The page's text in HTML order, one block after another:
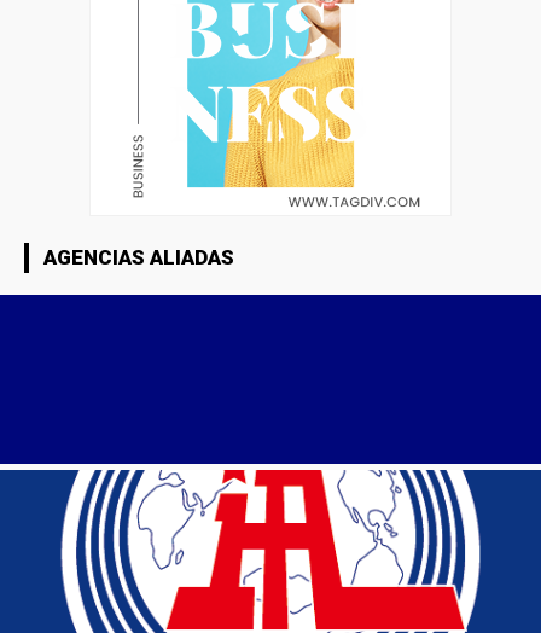
AGENCIAS ALIADAS